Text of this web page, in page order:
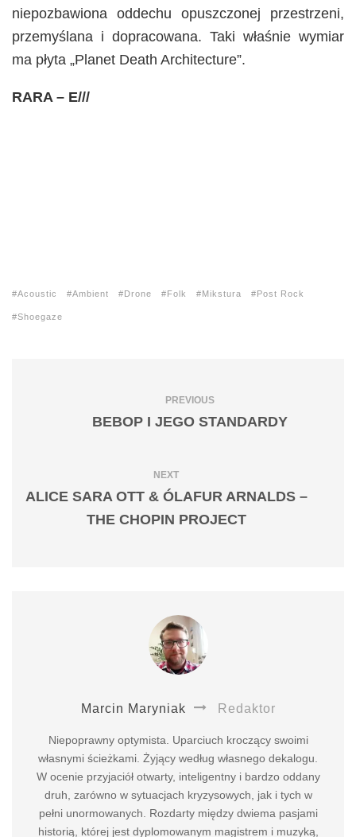
niepozbawiona oddechu opuszczonej przestrzeni,
przemyślana i dopracowana. Taki właśnie wymiar
ma płyta „Planet Death Architecture”.
RARA – E///
Acoustic Ambient Drone Folk Mikstura Post Rock
Shoegaze
PREVIOUS
BEBOP I JEGO STANDARDY
NEXT
ALICE SARA OTT & ÓLAFUR ARNALDS –
THE CHOPIN PROJECT
Marcin Maryniak Redaktor
Niepoprawny optymista. Uparciuch kroczący swoimi
własnymi ścieżkami. Żyjący według własnego dekalogu.
W ocenie przyjaciół otwarty, inteligentny i bardzo oddany
druh, zarówno w sytuacjach kryzysowych, jak i tych w
pełni unormowanych. Rozdarty między dwiema pasjami
historią, której jest dyplomowanym magistrem i muzyką,